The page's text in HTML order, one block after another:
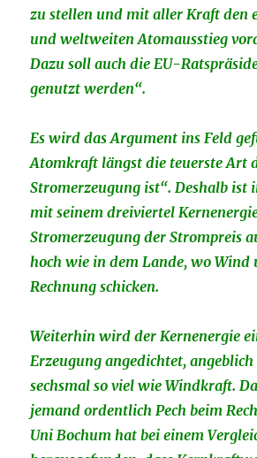
zu stellen und mit aller Kraft den
und weltweiten Atomausstieg
Dazu soll auch die EU-
genutzt werden“.
Es wird das Argument ins Feld
Atomkraft längst die teuerste Art
Stromerzeugung ist“. Deshalb ist
mit seinem dreiviertel
Stromerzeugung der Strompreis
hoch wie in dem Lande, wo Wind
Rechnung schicken.
Weiterhin wird der Kernenergie
Erzeugung angedichtet,
sechsmal so viel wie Windkraft.
jemand ordentlich Pech beim
Uni Bochum hat bei einem